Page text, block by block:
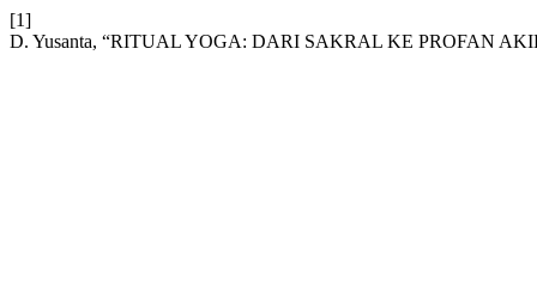
[1]
D. Yusanta, “RITUAL YOGA: DARI SAKRAL KE PROFAN